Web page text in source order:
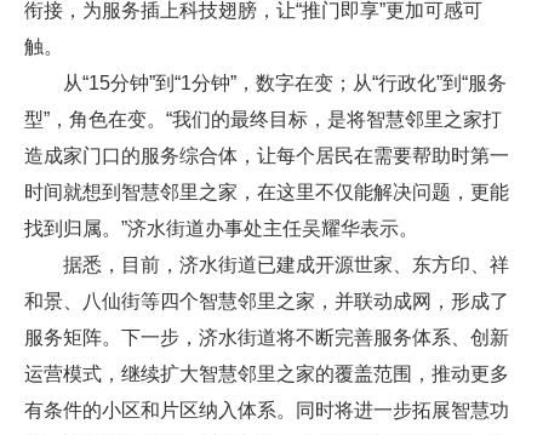
衔接，为服务插上科技翅膀，让“推门即享”更加可感可
触。
从“15分钟”到“1分钟”，数字在变；从“行政化”到“服务
型”，角色在变。“我们的最终目标，是将智慧邻里之家打
造成家门口的服务综合体，让每个居民在需要帮助时第一
时间就想到智慧邻里之家，在这里不仅能解决问题，更能
找到归属。”济水街道办事处主任吴耀华表示。
据悉，目前，济水街道已建成开源世家、东方印、祥
和景、八仙街等四个智慧邻里之家，并联动成网，形成了
服务矩阵。下一步，济水街道将不断完善服务体系、创新
运营模式，继续扩大智慧邻里之家的覆盖范围，推动更多
有条件的小区和片区纳入体系。同时将进一步拓展智慧功